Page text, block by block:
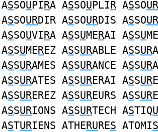
ASSOUPIRA ASSOUPLIR ASSOUR
ASSOURDIR ASSOURDIS ASSOUR
ASSOUVIRA ASSUMERAI ASSUME
ASSUMEREZ ASSURABLE ASSUR
ASSURAMES ASSURANCE ASSUR
ASSURATES ASSURERAI ASSUR
ASSUREREZ ASSUREURS ASSUR
ASSURIONS ASSURTECH ASTIQU
ASTURIENS ATHERURES ATOMIS